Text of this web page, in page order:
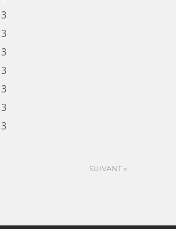
3
3
3
3
3
3
3
SUIVANT »